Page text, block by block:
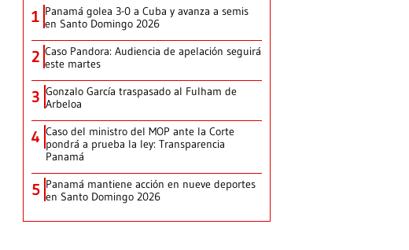
1 Panamá golea 3-0 a Cuba y avanza a semis
en Santo Domingo 2026
2 Caso Pandora: Audiencia de apelación seguirá
este martes
3 Gonzalo García traspasado al Fulham de
Arbeloa
4 Caso del ministro del MOP ante la Corte
pondrá a prueba la ley: Transparencia
Panamá
5 Panamá mantiene acción en nueve deportes
en Santo Domingo 2026